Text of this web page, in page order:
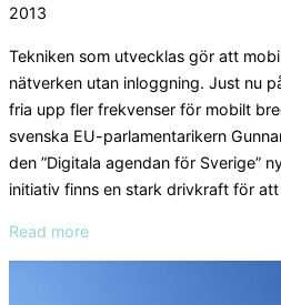
2013
Tekniken som utvecklas gör att
nätverken utan inloggning. Just nu
fria upp fler frekvenser för mobilt
svenska EU-parlamentarikern
den ”Digitala agendan för Sverige”
initiativ finns en stark drivkraft för
Read more“Frekvensbristen”